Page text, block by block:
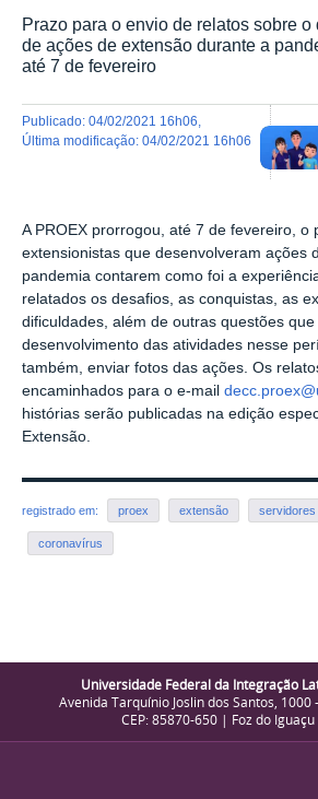
Prazo para o envio de relatos sobre
de ações de extensão durante a
até 7 de fevereiro
publicado: 04/02/2021 16h06
última modificação: 04/02/2021 16h06
A PROEX prorrogou, até 7 de fevereiro, o
extensionistas que desenvolveram ações
pandemia contarem como foi a
relatados os desafios, as conquistas, as
dificuldades, além de outras questões
desenvolvimento das atividades nesse
também, enviar fotos das ações. Os
encaminhados para o e-mail
histórias serão publicadas na edição
Extensão.
registrado em: proex extensão servidores
coronavírus
Universidade Federal da Integração
Avenida Tarquínio Joslin dos Santos,
CEP: 85870-650 | Foz do Iguaçu